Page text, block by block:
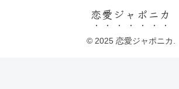
恋愛ジャポニカ
© 2025 恋愛ジャポニカ.